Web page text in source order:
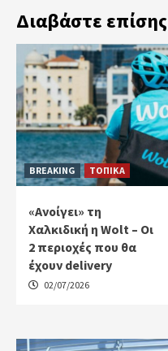
Διαβάστε επίσης
BREAKING ΤΟΠΙΚΑ
«Ανοίγει» τη
Χαλκιδική η Wolt – Οι
2 περιοχές που θα
έχουν delivery
02/07/2026